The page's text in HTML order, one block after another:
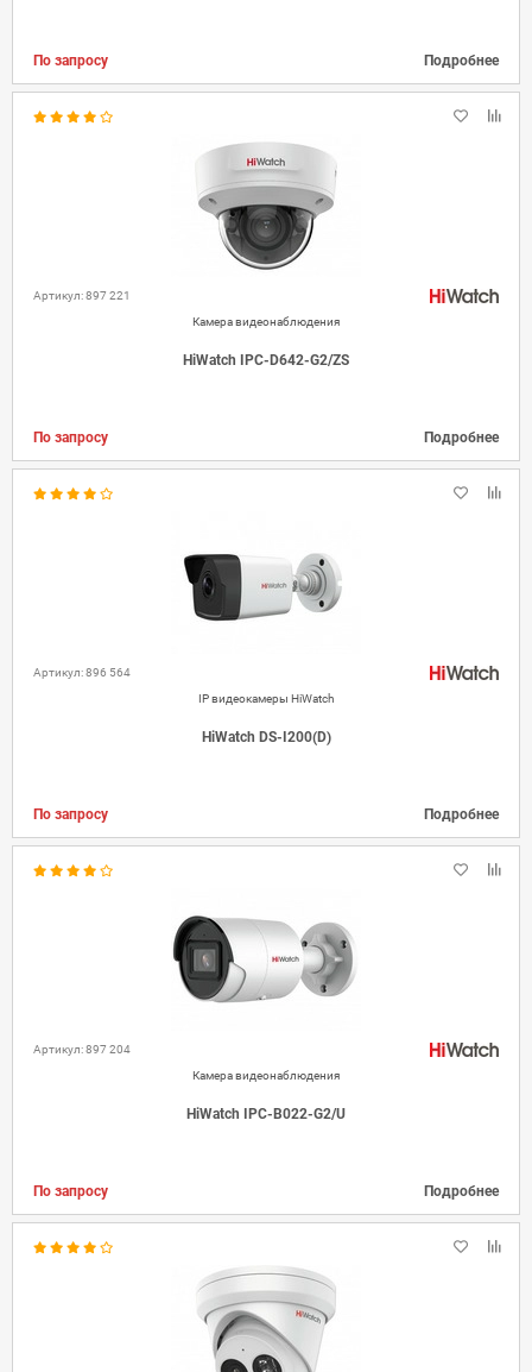
По запросу Подробнее
Артикул: 897 221
Камера видеонаблюдения
HiWatch IPC-D642-G2/ZS
По запросу Подробнее
Артикул: 896 564
IP видеокамеры HiWatch
HiWatch DS-I200(D)
По запросу Подробнее
Артикул: 897 204
Камера видеонаблюдения
HiWatch IPC-B022-G2/U
По запросу Подробнее